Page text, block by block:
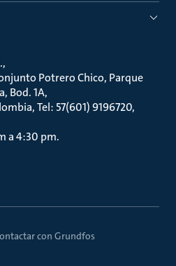
Potrero Chico, Parque
Bod. 1A
Tel: 57(601) 9196720
a 4:30 pm.
con Grundfos